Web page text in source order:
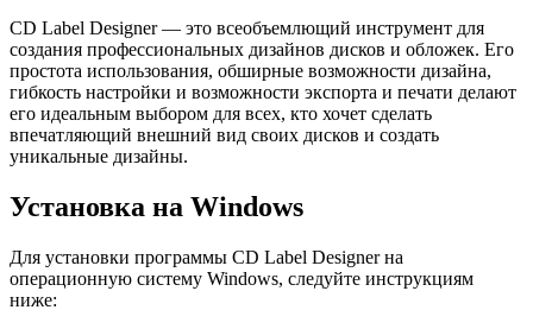
CD Label Designer — это всеобъемлющий инструмент для
создания профессиональных дизайнов дисков и обложек. Его
простота использования, обширные возможности дизайна,
гибкость настройки и возможности экспорта и печати делают
его идеальным выбором для всех, кто хочет сделать
впечатляющий внешний вид своих дисков и создать
уникальные дизайны.
Установка на Windows
Для установки программы CD Label Designer на
операционную систему Windows, следуйте инструкциям
ниже: